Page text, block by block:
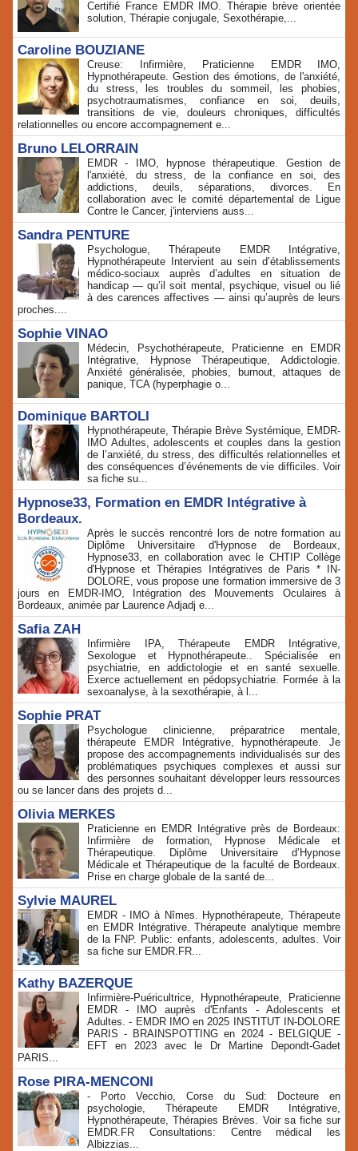
Certifié France EMDR IMO. Thérapie brève orientée
solution, Thérapie conjugale, Sexothérapie,...
Caroline BOUZIANE
Creuse: Infirmière, Praticienne EMDR IMO,
Hypnothérapeute. Gestion des émotions, de l'anxiété,
du stress, les troubles du sommeil, les phobies,
psychotraumatismes, confiance en soi, deuils,
transitions de vie, douleurs chroniques, difficultés
relationnelles ou encore accompagnement e...
Bruno LELORRAIN
EMDR - IMO, hypnose thérapeutique. Gestion de
l'anxiété, du stress, de la confiance en soi, des
addictions, deuils, séparations, divorces. En
collaboration avec le comité départemental de Ligue
Contre le Cancer, j'interviens auss...
Sandra PENTURE
Psychologue, Thérapeute EMDR Intégrative,
Hypnothérapeute Intervient au sein d’établissements
médico‑sociaux auprès d’adultes en situation de
handicap — qu’il soit mental, psychique, visuel ou lié
à des carences affectives — ainsi qu’auprès de leurs
proches....
Sophie VINAO
Médecin, Psychothérapeute, Praticienne en EMDR
Intégrative, Hypnose Thérapeutique, Addictologie.
Anxiété généralisée, phobies, burnout, attaques de
panique, TCA (hyperphagie o...
Dominique BARTOLI
Hypnothérapeute, Thérapie Brève Systémique, EMDR-
IMO Adultes, adolescents et couples dans la gestion
de l’anxiété, du stress, des difficultés relationnelles et
des conséquences d’événements de vie difficiles. Voir
sa fiche su...
Hypnose33, Formation en EMDR Intégrative à
Bordeaux.
Après le succès rencontré lors de notre formation au
Diplôme Universitaire d'Hypnose de Bordeaux,
Hypnose33, en collaboration avec le CHTIP Collège
d'Hypnose et Thérapies Intégratives de Paris * IN-
DOLORE, vous propose une formation immersive de 3
jours en EMDR-IMO, Intégration des Mouvements Oculaires à
Bordeaux, animée par Laurence Adjadj e...
Safia ZAH
Infirmière IPA, Thérapeute EMDR Intégrative,
Sexologue et Hypnothérapeute.. Spécialisée en
psychiatrie, en addictologie et en santé sexuelle.
Exerce actuellement en pédopsychiatrie. Formée à la
sexoanalyse, à la sexothérapie, à l...
Sophie PRAT
Psychologue clinicienne, préparatrice mentale,
thérapeute EMDR Intégrative, hypnothérapeute. Je
propose des accompagnements individualisés sur des
problématiques psychiques complexes et aussi sur
des personnes souhaitant développer leurs ressources
ou se lancer dans des projets d...
Olivia MERKES
Praticienne en EMDR Intégrative près de Bordeaux:
Infirmière de formation, Hypnose Médicale et
Thérapeutique. Diplôme Universitaire d’Hypnose
Médicale et Thérapeutique de la faculté de Bordeaux.
Prise en charge globale de la santé de...
Sylvie MAUREL
EMDR - IMO à Nîmes. Hypnothérapeute, Thérapeute
en EMDR Intégrative. Thérapeute analytique membre
de la FNP. Public: enfants, adolescents, adultes. Voir
sa fiche sur EMDR.FR...
Kathy BAZERQUE
Infirmière-Puéricultrice, Hypnothérapeute, Praticienne
EMDR - IMO auprès d'Enfants - Adolescents et
Adultes. - EMDR IMO en 2025 INSTITUT IN-DOLORE
PARIS - BRAINSPOTTING en 2024 - BELGIQUE -
EFT en 2023 avec le Dr Martine Depondt-Gadet
PARIS...
Rose PIRA-MENCONI
- Porto Vecchio, Corse du Sud: Docteure en
psychologie, Thérapeute EMDR Intégrative,
Hypnothérapeute, Thérapies Brèves. Voir sa fiche sur
EMDR.FR Consultations: Centre médical les
Albizzias...